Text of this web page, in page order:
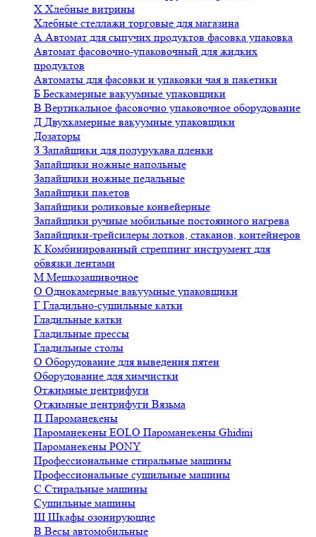
Х Хлебные витрины
Хлебные стеллажи торговые для магазина
А Автомат для сыпучих продуктов фасовка упаковка
Автомат фасовочно-упаковочный для жидких
продуктов
Автоматы для фасовки и упаковки чая в пакетики
Б Бескамерные вакуумные упаковщики
В Вертикальное фасовочно упаковочное оборудование
Д Двухкамерные вакуумные упаковщики
Дозаторы
З Запайщики для полурукава пленки
Запайщики ножные напольные
Запайщики ножные педальные
Запайщики пакетов
Запайщики роликовые конвейерные
Запайщики ручные мобильные постоянного нагрева
Запайщики-трейсилеры лотков, стаканов, контейнеров
К Комбинированный стреппинг инструмент для
обвязки лентами
М Мешкозашивочное
О Однокамерные вакуумные упаковщики
Г Гладильно-сушильные катки
Гладильные катки
Гладильные прессы
Гладильные столы
О Оборудование для выведения пятен
Оборудование для химчистки
Отжимные центрифуги
Отжимные центрифуги Вязьма
П Пароманекены
Пароманекены EOLO Пароманекены Ghidini
Пароманекены PONY
Профессиональные стиральные машины
Профессиональные сушильные машины
С Стиральные машины
Сушильные машины
Ш Шкафы озонирующие
В Весы автомобильные